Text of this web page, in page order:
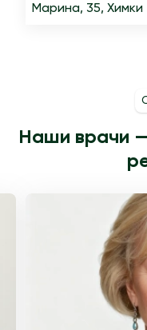
Марина, 35, Химки
Наши врачи